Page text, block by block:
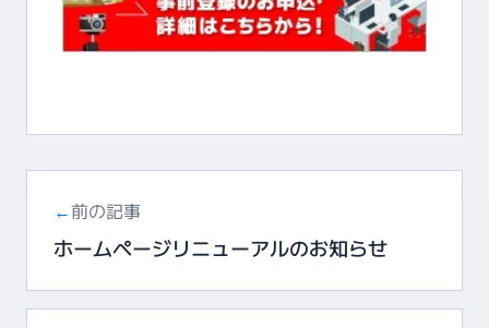
←前の記事
ホームページリニューアルのお知らせ